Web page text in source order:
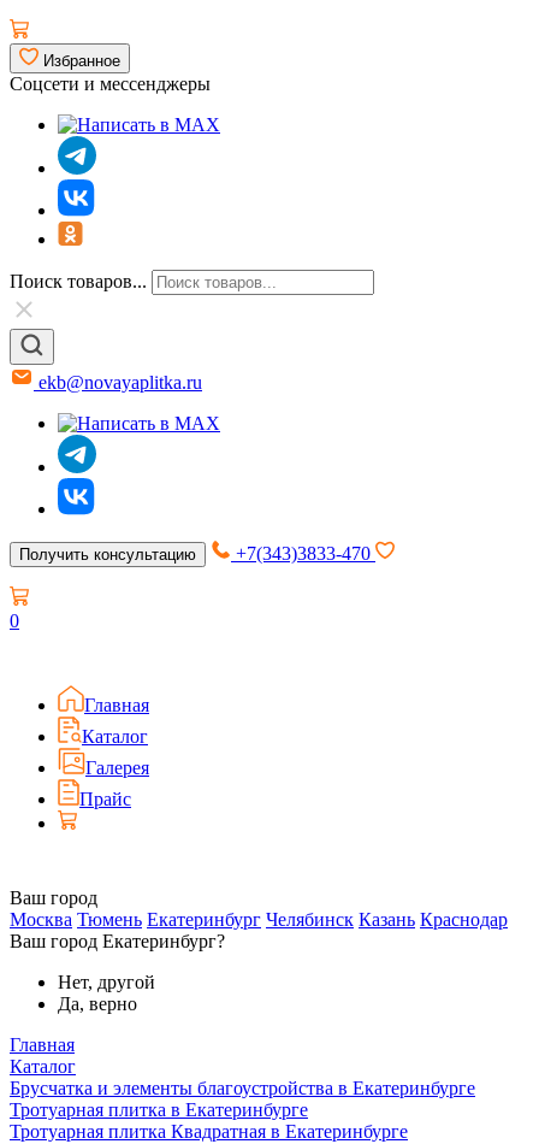
Избранное
Соцсети и мессенджеры
Поиск товаров...
ekb@novayaplitka.ru
Получить консультацию +7(343)3833-470
0
Главная
Каталог
Галерея
Прайс
Ваш город
Москва Тюмень Екатеринбург Челябинск Казань Краснодар
Ваш город Екатеринбург?
Нет, другой
Да, верно
Главная
Каталог
Брусчатка и элементы благоустройства в Екатеринбурге
Тротуарная плитка в Екатеринбурге
Тротуарная плитка Квадратная в Екатеринбурге